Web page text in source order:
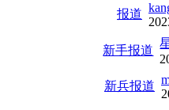
报道
新手报道
新兵报道